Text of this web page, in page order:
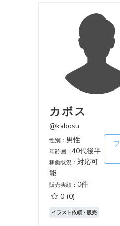
カボス
@kabosu
性別： 男性
年齢層： 40代後半
稼働状況： 対応可
能
販売実績： 0件
0 (0)
イラスト依頼・販売